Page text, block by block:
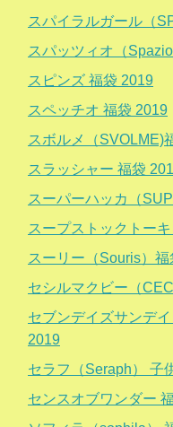
スパイラルガール（
スパッツィオ（
スピンズ 福袋 2019
スペッチオ 福袋 2019
スボルメ（SVOLME)
スラッシャー 福袋
スーパーハッカ（
スープストックトー
スーリー（Souris）
セシルマクビー（
セブンデイズサンデ
2019
セラフ（Seraph） 子
センスオブワンダー